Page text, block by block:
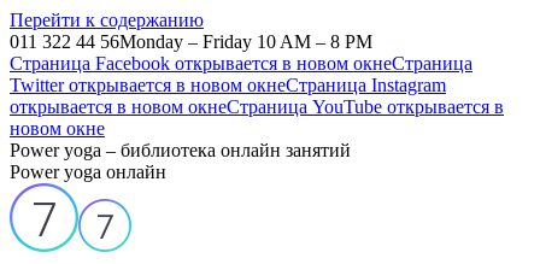
Перейти к содержанию
011 322 44 56Monday – Friday 10 AM – 8 PM
Страница Facebook открывается в новом окнеСтраница
Twitter открывается в новом окнеСтраница Instagram
открывается в новом окнеСтраница YouTube открывается в
новом окне
Power yoga – библиотека онлайн занятий
Power yoga онлайн